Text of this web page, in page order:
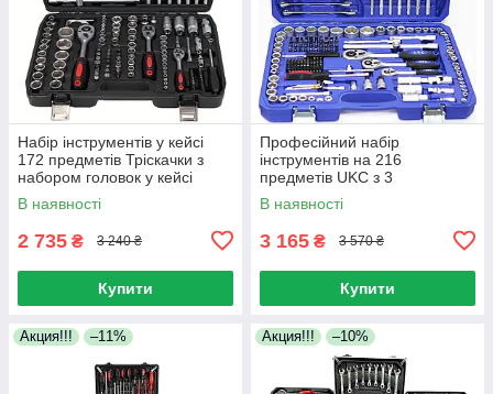
Набір інструментів у кейсі
172 предметів Тріскачки з
набором головок у кейсі
В наявності
2 735 ₴ 3 240 ₴
Купити
Професійний набір
інструментів на 216
предметів UKC з 3
тріскачками у кейсі — для
авто, ремонту та дому
В наявності
3 165 ₴ 3 570 ₴
Купити
Акция!!! –11% Акция!!! –10%